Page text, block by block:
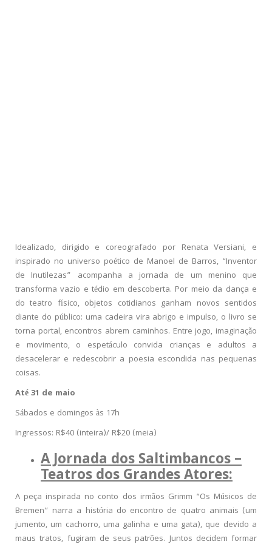
Idealizado, dirigido e coreografado por Renata Versiani, e
inspirado no universo poético de Manoel de Barros, “Inventor
de Inutilezas” acompanha a jornada de um menino que
transforma vazio e tédio em descoberta. Por meio da dança e
do teatro físico, objetos cotidianos ganham novos sentidos
diante do público: uma cadeira vira abrigo e impulso, o livro se
torna portal, encontros abrem caminhos. Entre jogo, imaginação
e movimento, o espetáculo convida crianças e adultos a
desacelerar e redescobrir a poesia escondida nas pequenas
coisas.
Até 31 de maio
Sábados e domingos às 17h
Ingressos: R$40 (inteira)/ R$20 (meia)
A Jornada dos Saltimbancos –
Teatros dos Grandes Atores:
A peça inspirada no conto dos irmãos Grimm “Os Músicos de
Bremen” narra a história do encontro de quatro animais (um
jumento, um cachorro, uma galinha e uma gata), que devido a
maus tratos, fugiram de seus patrões. Juntos decidem formar